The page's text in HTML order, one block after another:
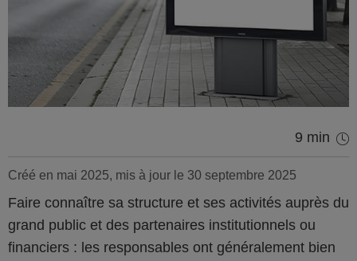
9 min
Créé en mai 2025, mis à jour le 30 septembre 2025
Faire connaître sa structure et ses activités auprès du
grand public et des partenaires institutionnels ou
financiers : les responsables ont généralement bien